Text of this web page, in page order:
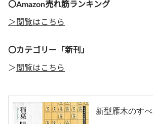
〇Amazon売れ筋ランキング
＞閲覧はこちら
〇カテゴリー「新刊」
＞ 閲覧はこちら
新型雁木のすべ